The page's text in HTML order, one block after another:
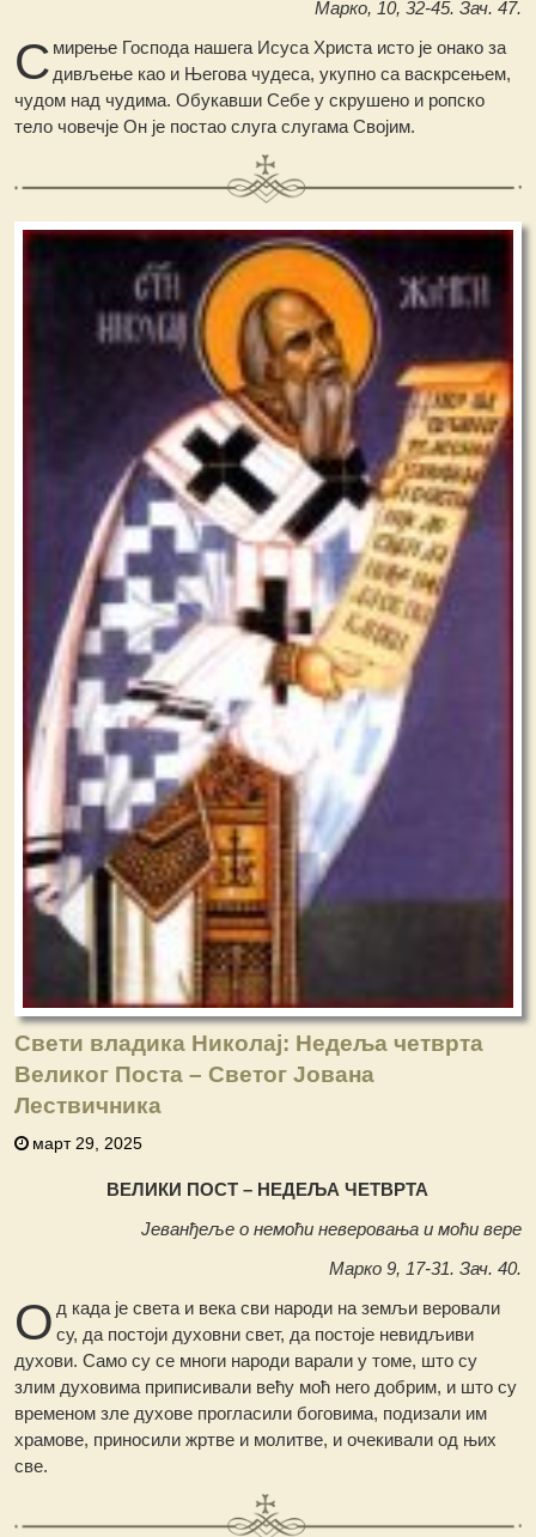
Марко, 10, 32-45. Зач. 47.
С мирење Господа нашега Исуса Христа исто је онако за
дивљење као и Његова чудеса, укупно са васкрсењем,
чудом над чудима. Обукавши Себе у скрушено и ропско
тело човечје Он је постао слуга слугама Својим.
Свети владика Николај: Недеља четврта
Великог Поста – Свeтог Јована
Лествичника
март 29, 2025
ВЕЛИКИ ПОСТ – НЕДЕЉА ЧЕТВРТА
Јеванђеље о немоћи неверовања и моћи вере
Марко 9, 17-31. Зач. 40.
О д када је света и века сви народи на земљи веровали
су, да постоји духовни свет, да постоје невидљиви
духови. Само су се многи народи варали у томе, што су
злим духовима приписивали већу моћ него добрим, и што су
временом зле духове прогласили боговима, подизали им
храмове, приносили жртве и молитве, и очекивали од њих
све.